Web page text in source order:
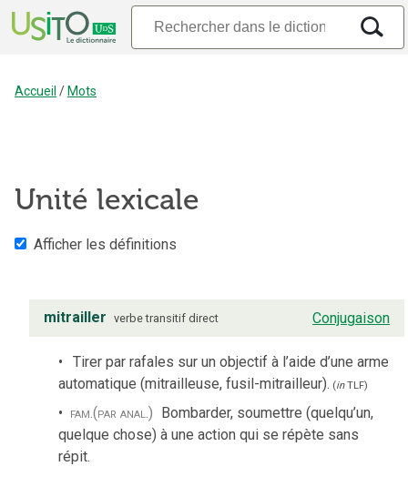
Accueil / Mots
Unité lexicale
Afficher les définitions
mitrailler verbe transitif direct Conjugaison
Tirer par rafales sur un objectif à l’aide d’une arme
automatique (mitrailleuse, fusil-mitrailleur). (inTLF)
fam.(par anal.) Bombarder, soumettre (quelqu’un,
quelque chose) à une action qui se répète sans
répit.